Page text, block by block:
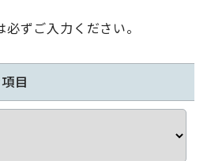
ずご入力ください。
目